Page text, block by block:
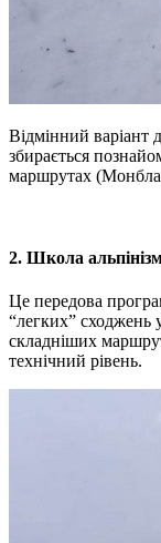
Відмінний варіант
збирається
маршрутах
2. Школа
Це передова
“легких” сходжень
складніших
технічний рівень.